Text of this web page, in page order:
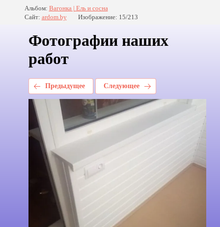
Альбом: Вагонка | Ель и сосна
Сайт: ardom.by Изображение: 15/213
Фотографии наших
работ
Предыдущее Следующее